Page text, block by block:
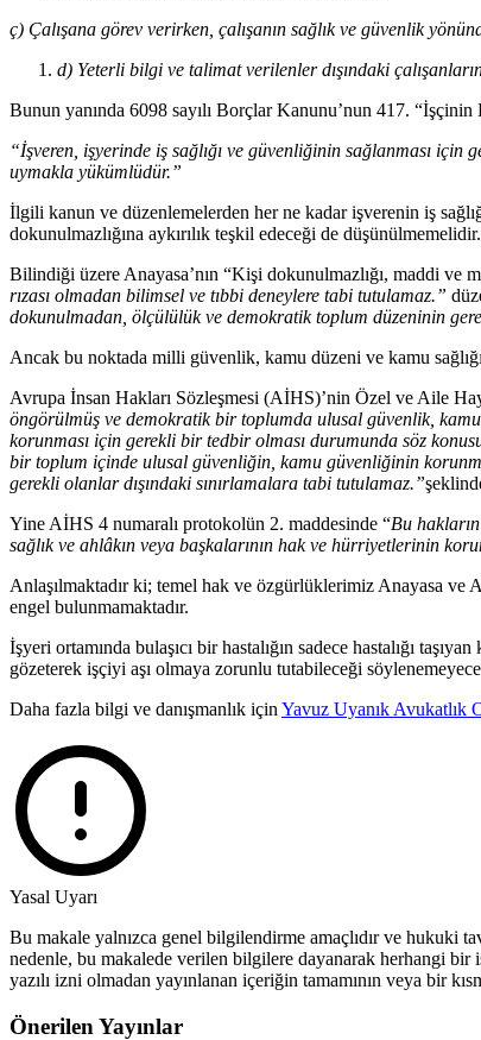
ç) Çalışana görev verirken, çalışanın sağlık ve güvenlik
d) Yeterli bilgi ve talimat verilenler dışındaki
Bunun yanında 6098 sayılı Borçlar Kanunu’nun 417.
“İşveren, işyerinde iş sağlığı ve güvenliğinin sağlanması
uymakla yükümlüdür.”
İlgili kanun ve düzenlemelerden her ne kadar işverenin iş
dokunulmazlığına aykırılık teşkil edeceği de düşünülmemelidir.
Bilindiği üzere Anayasa’nın “Kişi dokunulmazlığı, maddi ve
rızası olmadan bilimsel ve tıbbi deneylere tabi tutulamaz.”
dokunulmadan, ölçülülük ve demokratik toplum düzeninin
Ancak bu noktada milli güvenlik, kamu düzeni ve kamu
Avrupa İnsan Hakları Sözleşmesi (AİHS)’nin Özel ve Aile
öngörülmüş ve demokratik bir toplumda ulusal güvenlik, kamu
korunması için gerekli bir tedbir olması durumunda söz
bir toplum içinde ulusal güvenliğin, kamu güvenliğinin
gerekli olanlar dışındaki sınırlamalara tabi tutulamaz.”
Yine AİHS 4 numaralı protokolün 2. maddesinde “Bu
sağlık ve ahlâkın veya başkalarının hak ve hürriyetlerinin
Anlaşılmaktadır ki; temel hak ve özgürlüklerimiz Anayasa ve
engel bulunmamaktadır.
İşyeri ortamında bulaşıcı bir hastalığın sadece hastalığı
gözeterek işçiyi aşı olmaya zorunlu tutabileceği
Daha fazla bilgi ve danışmanlık için Yavuz Uyanık Avukatlık
Yasal Uyarı
Bu makale yalnızca genel bilgilendirme amaçlıdır ve hukuki
nedenle, bu makalede verilen bilgilere dayanarak herhangi bir
yazılı izni olmadan yayınlanan içeriğin tamamının veya bir
Önerilen Yayınlar